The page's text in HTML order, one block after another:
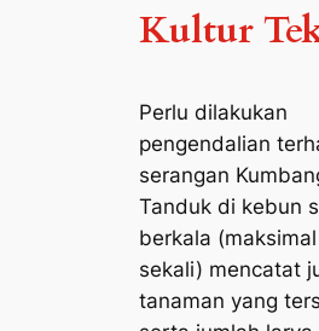
Kultur
Perlu dilakukan
pengendalian
serangan
Tanduk di kebun
berkala
sekali) mencatat
tanaman yang